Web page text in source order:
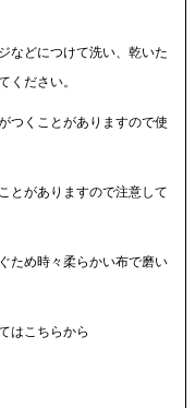
などにつけて洗い、乾いた
ください。
つくことがありますので使
とがありますので注意して
ため時々柔らかい布で磨い
はこちらから